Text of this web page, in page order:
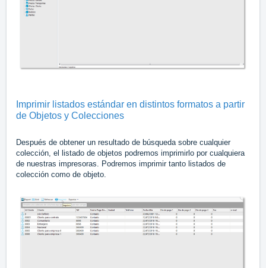
Imprimir listados estándar en distintos formatos a partir
de Objetos y Colecciones
Después de obtener un resultado de búsqueda sobre cualquier
colección, el listado de objetos podremos imprimirlo por cualquiera
de nuestras impresoras. Podremos imprimir tanto listados de
colección como de objeto.